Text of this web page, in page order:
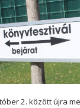
2. között újra